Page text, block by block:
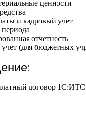
ценности
и кадровый учет
отчетность
(для бюджетных
договор 1С:ИТС